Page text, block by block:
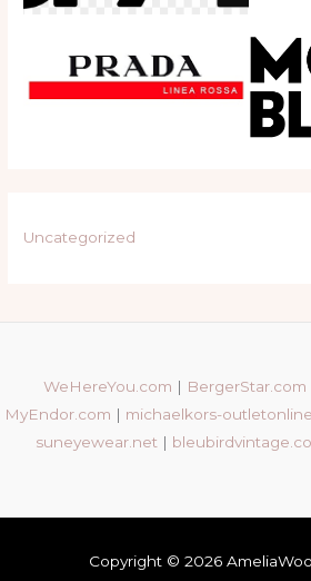
Uncategorized
WeHereYou.com | BergerStar.com
MyEndor.com | michaelkors-
suneyewear.net |
Copyright © 2026